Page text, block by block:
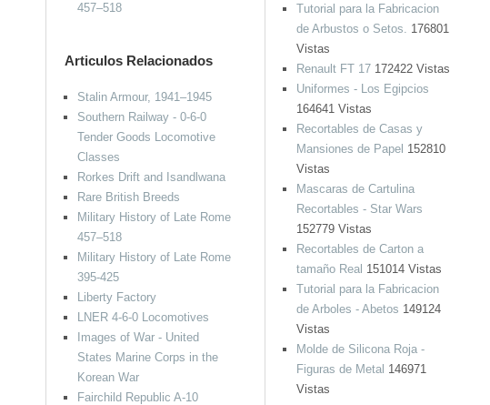
Tutorial para la Fabricacion
de Arbustos o Setos. 176801
Vistas
Renault FT 17172422 Vistas
Uniformes - Los Egipcios
164641 Vistas
Recortables de Casas y
Mansiones de Papel 152810
Vistas
Mascaras de Cartulina
Recortables - Star Wars
152779 Vistas
Recortables de Carton a
tamaño Real 151014 Vistas
Tutorial para la Fabricacion
de Arboles - Abetos 149124
Vistas
Molde de Silicona Roja -
Figuras de Metal 146971
Vistas
457–518
Articulos Relacionados
Stalin Armour, 1941–1945
Southern Railway - 0-6-0
Tender Goods Locomotive
Classes
Rorkes Drift and Isandlwana
Rare British Breeds
Military History of Late Rome
457–518
Military History of Late Rome
395-425
Liberty Factory
LNER 4-6-0 Locomotives
Images of War - United
States Marine Corps in the
Korean War
Fairchild Republic A-10